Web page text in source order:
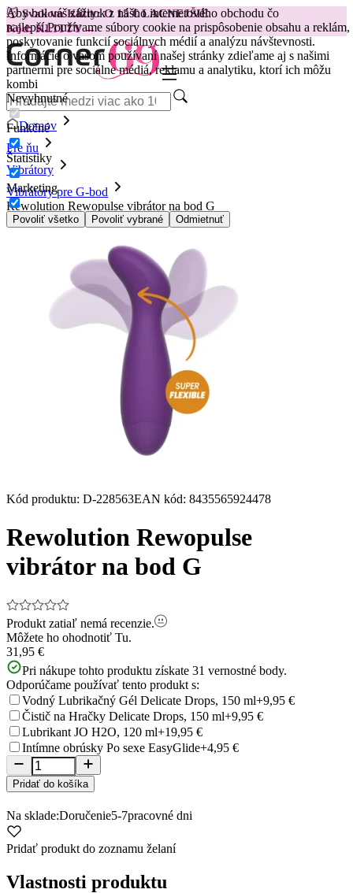
Aby bol váš zážitok z nášho internetového obchodu čo
najlepší.Používame súbory cookie na prispôsobenie obsahu a reklám,
poskytovanie funkcií sociálnych médií a analýzu návštevnosti.
Informácie o vašom používaní našej stránky zdieľame aj s našimi
partnermi pre sociálne médiá, reklamu a analytiku, ktorí ich môžu
kombi
Nevyhnutné
Funkčné
Štatistiky
Marketing
Povoliť všetko Povoliť vybrané Odmietnuť
😽Svakom Klitty: O 15 € LACNEJŠIE
Kód: KLITTY →
Domov
Pre ňu
Vibrátory
Vibrátory pre G-bod
Rewolution Rewopulse vibrátor na bod G
Kód produktu: D-228563EAN kód: 8435565924478
Rewolution Rewopulse
vibrátor na bod G
Produkt zatiaľ nemá recenzie.
Môžete ho ohodnotiť Tu.
31,95 €
Pri nákupe tohto produktu získate 31 vernostné body.
Odporúčame používať tento produkt s:
Vodný Lubrikačný Gél Delicate Drops, 150 ml+9,95 €
Čistič na Hračky Delicate Drops, 150 ml+9,95 €
Lubrikant JO H2O, 120 ml+19,95 €
Intímne obrúsky Po sexe EasyGlide+4,95 €
Pridať do košíka
Na sklade:Doručenie5-7pracovné dni
Pridať produkt do zoznamu želaní
Vlastnosti produktu